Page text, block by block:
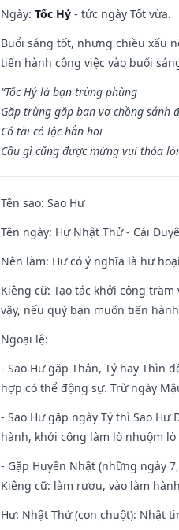
Ngày: Tốc Hỷ - tức ngày Tốt vừa.
Buổi sáng tốt, nhưng chiều xấu
tiến hành công việc vào buổi
“Tốc Hỷ là bạn trùng phùng
Gặp trùng gặp bạn vợ chồng sánh
Có tài có lộc hẳn hoi
Cầu gì cũng được mừng vui thỏa
Tên sao: Sao Hư
Tên ngày: Hư Nhật Thử - Cái
Nên làm: Hư có ý nghĩa là hư
Kiêng cữ: Tạo tác khởi công
vậy, nếu quý bạn muốn tiến
Ngoại lệ:
- Sao Hư gặp Thân, Tý hay Thìn
hợp có thể động sự. Trừ ngày
- Sao Hư gặp ngày Tý thì Sao
hành, khởi công làm lò nhuộm
- Gặp Huyền Nhật (những ngày
Kiêng cữ: làm rượu, vào làm
Hư: Nhật Thử (con chuột): Nhật